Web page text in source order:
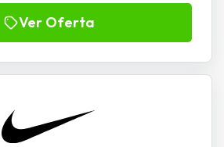
Ver Oferta